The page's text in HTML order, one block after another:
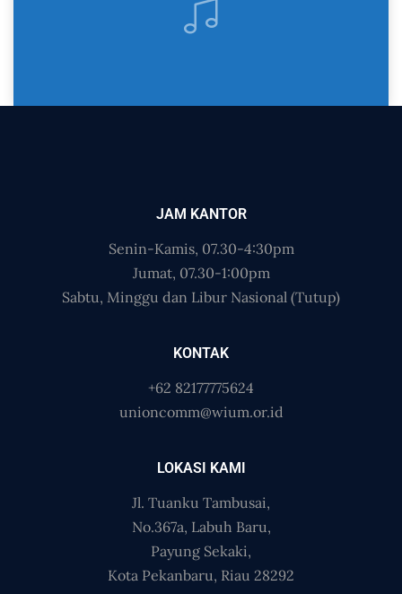
JAM KANTOR
Senin-Kamis, 07.30-4:30pm
Jumat, 07.30-1:00pm
Sabtu, Minggu dan Libur Nasional (Tutup)
KONTAK
+62 82177775624
unioncomm@wium.or.id
LOKASI KAMI
Jl. Tuanku Tambusai,
No.367a, Labuh Baru,
Payung Sekaki,
Kota Pekanbaru, Riau 28292